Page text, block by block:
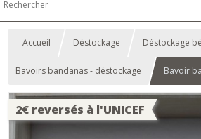
Accueil Déstockage Déstockage
Bavoirs bandanas - déstockage Bavoir
2€ reversés à l'UNICEF